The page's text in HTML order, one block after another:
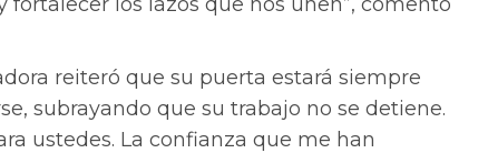
reiteró que su puerta estará siempre
subrayando que su trabajo no se detiene.
ustedes. La confianza que me han